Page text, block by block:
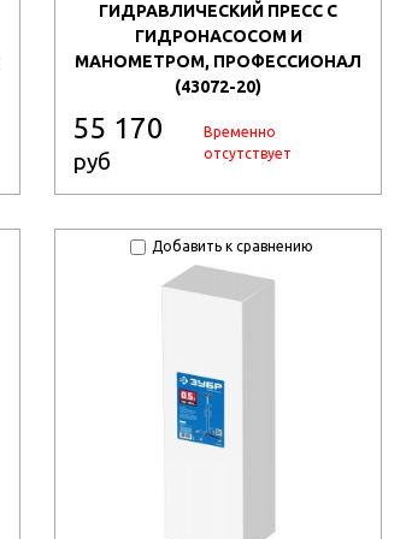
ГИДРАВЛИЧЕСКИЙ ПРЕСС С
ГИДРОНАСОСОМ И
МАНОМЕТРОМ, ПРОФЕССИОНАЛ
(43072-20)
55 170
руб
Временно
отсутствует
Добавить к сравнению